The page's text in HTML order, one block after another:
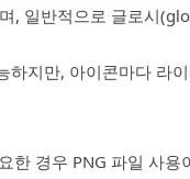
, 일반적으로 글로시
지만, 아이콘마다 라
한 경우 PNG 파일 사용